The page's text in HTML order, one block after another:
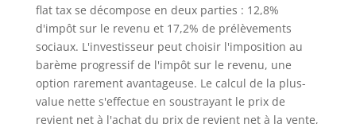
flat tax se décompose en deux parties : 12,8%
d'impôt sur le revenu et 17,2% de prélèvements
sociaux. L'investisseur peut choisir l'imposition au
barème progressif de l'impôt sur le revenu, une
option rarement avantageuse. Le calcul de la plus-
value nette s'effectue en soustrayant le prix de
revient net à l'achat du prix de revient net à la vente,